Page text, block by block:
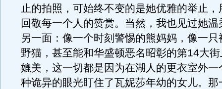
止的拍照，可始终不变的是她优雅的举止，
回敬每一个人的赞赏。当然，我也见过她
另一面：像一个时刻警惕的熊妈妈，像一
野猫，甚至能和华盛顿恶名昭彰的第14大
媲美，这一切都是因为在湖人的更衣室外一
种诡异的眼光盯住了瓦妮莎年幼的女儿。那